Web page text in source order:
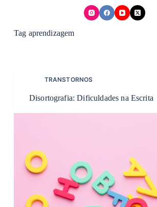
Tag aprendizagem
TRANSTORNOS
Disortografia: Dificuldades na Escrita